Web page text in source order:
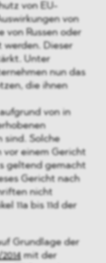
von EU-
von
von Russen oder
werden. Dieser
Unter
nun das
die ihnen
von in
sind. Solche
vor einem Gericht
geltend gemacht
Gericht nach
nicht
11a bis 11d der
Grundlage der
mit der